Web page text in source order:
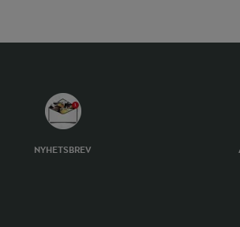
NYHETSBREV